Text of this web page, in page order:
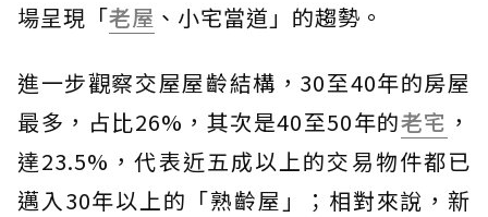
場呈現「老屋 、小宅當道」的趨勢。
進一步觀察交屋屋齡結構，30至40年的房屋
最多，占比26%，其次是40至50年的老宅 ，
達23.5%，代表近五成以上的交易物件都已
邁入30年以上的「熟齡屋」；相對來說，新